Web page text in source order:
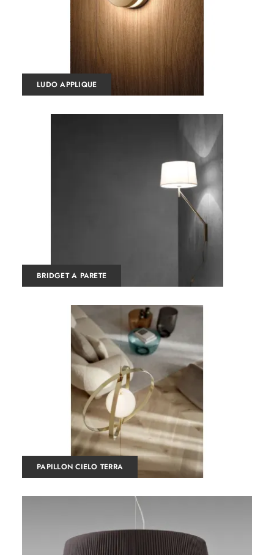
LUDO APPLIQUE
BRIDGET A PARETE
PAPILLON CIELO TERRA